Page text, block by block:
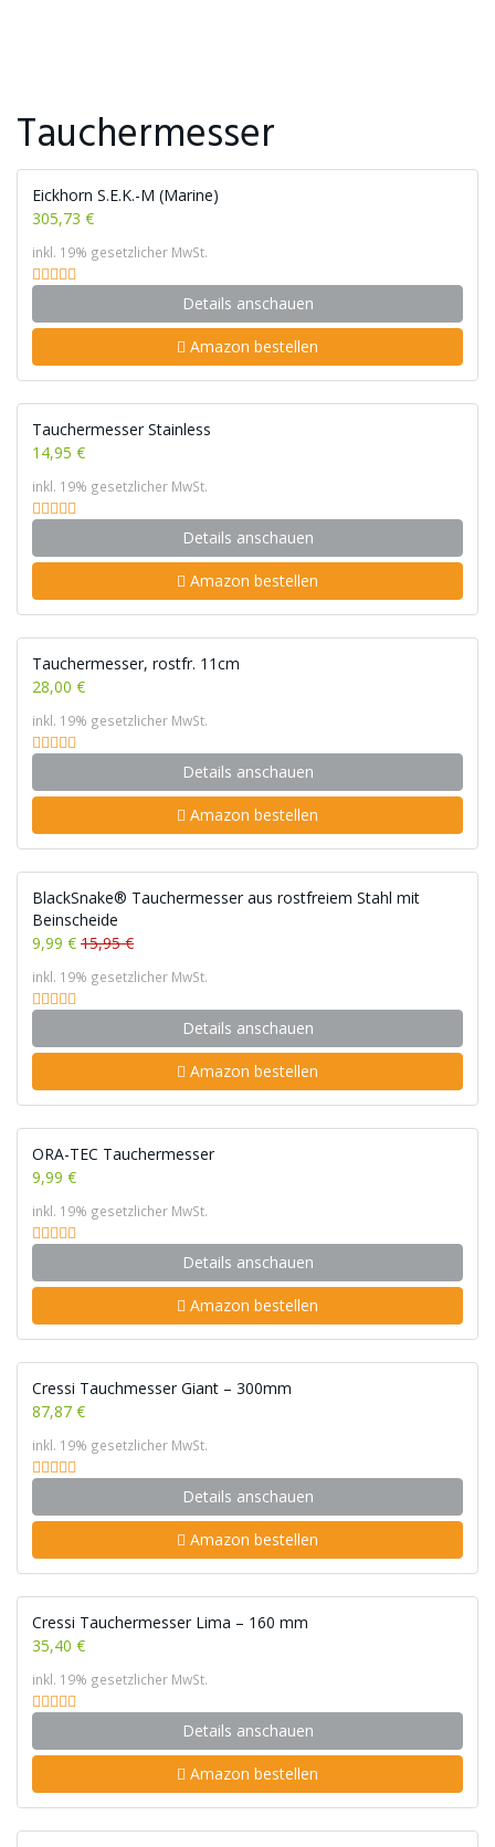
Tauchermesser
Eickhorn S.E.K.-M (Marine)
305,73 €
inkl. 19% gesetzlicher MwSt.
Details anschauen
Amazon bestellen
Tauchermesser Stainless
14,95 €
inkl. 19% gesetzlicher MwSt.
Details anschauen
Amazon bestellen
Tauchermesser, rostfr. 11cm
28,00 €
inkl. 19% gesetzlicher MwSt.
Details anschauen
Amazon bestellen
BlackSnake® Tauchermesser aus rostfreiem Stahl mit
Beinscheide
9,99 € 15,95 €
inkl. 19% gesetzlicher MwSt.
Details anschauen
Amazon bestellen
ORA-TEC Tauchermesser
9,99 €
inkl. 19% gesetzlicher MwSt.
Details anschauen
Amazon bestellen
Cressi Tauchmesser Giant – 300mm
87,87 €
inkl. 19% gesetzlicher MwSt.
Details anschauen
Amazon bestellen
Cressi Tauchermesser Lima – 160 mm
35,40 €
inkl. 19% gesetzlicher MwSt.
Details anschauen
Amazon bestellen